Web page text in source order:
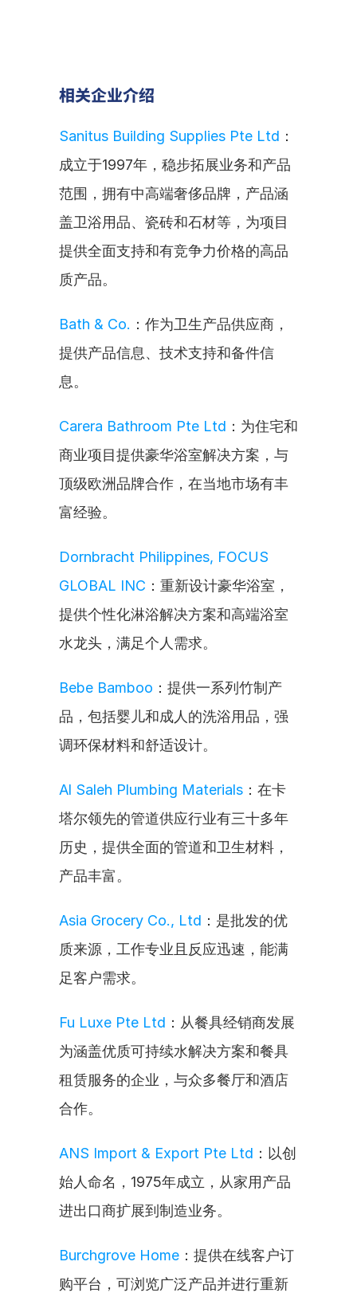
相关企业介绍
Sanitus Building Supplies Pte Ltd ：
成立于1997年，稳步拓展业务和产品
范围，拥有中高端奢侈品牌，产品涵
盖卫浴用品、瓷砖和石材等，为项目
提供全面支持和有竞争力价格的高品
质产品。
Bath & Co. ：作为卫生产品供应商，
提供产品信息、技术支持和备件信
息。
Carera Bathroom Pte Ltd ：为住宅和
商业项目提供豪华浴室解决方案，与
顶级欧洲品牌合作，在当地市场有丰
富经验。
Dornbracht Philippines, FOCUS
GLOBAL INC ：重新设计豪华浴室，
提供个性化淋浴解决方案和高端浴室
水龙头，满足个人需求。
Bebe Bamboo ：提供一系列竹制产
品，包括婴儿和成人的洗浴用品，强
调环保材料和舒适设计。
Al Saleh Plumbing Materials ：在卡
塔尔领先的管道供应行业有三十多年
历史，提供全面的管道和卫生材料，
产品丰富。
Asia Grocery Co., Ltd ：是批发的优
质来源，工作专业且反应迅速，能满
足客户需求。
Fu Luxe Pte Ltd ：从餐具经销商发展
为涵盖优质可持续水解决方案和餐具
租赁服务的企业，与众多餐厅和酒店
合作。
ANS Import & Export Pte Ltd ：以创
始人命名，1975年成立，从家用产品
进出口商扩展到制造业务。
Burchgrove Home ：提供在线客户订
购平台，可浏览广泛产品并进行重新